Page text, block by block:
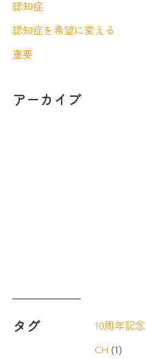
認知症
認知症を希望に変える
重要
アーカイブ
タグ 10周年記念
CH (1)